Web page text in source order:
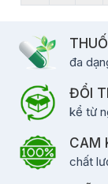
đa
ĐỔI
kể từ
CAM
chất